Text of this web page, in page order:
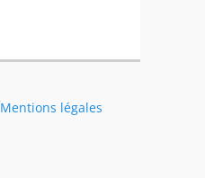
Mentions légales